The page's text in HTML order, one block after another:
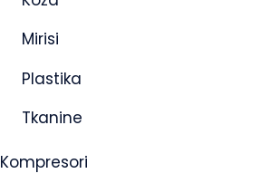
Mirisi
Plastika
Tkanine
Kompresori